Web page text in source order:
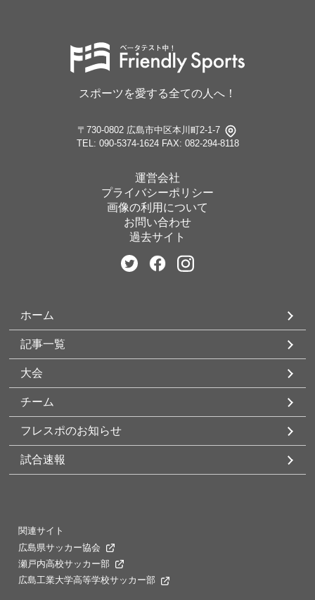
スポーツを愛する全ての人へ！
〒730-0802 広島市中区本川町2-1-7
TEL: 090-5374-1624 FAX: 082-294-8118
運営会社
プライバシーポリシー
画像の利用について
お問い合わせ
過去サイト
ホーム
記事一覧
大会
チーム
フレスポのお知らせ
試合速報
関連サイト
広島県サッカー協会
瀬戸内高校サッカー部
広島工業大学高等学校サッカー部